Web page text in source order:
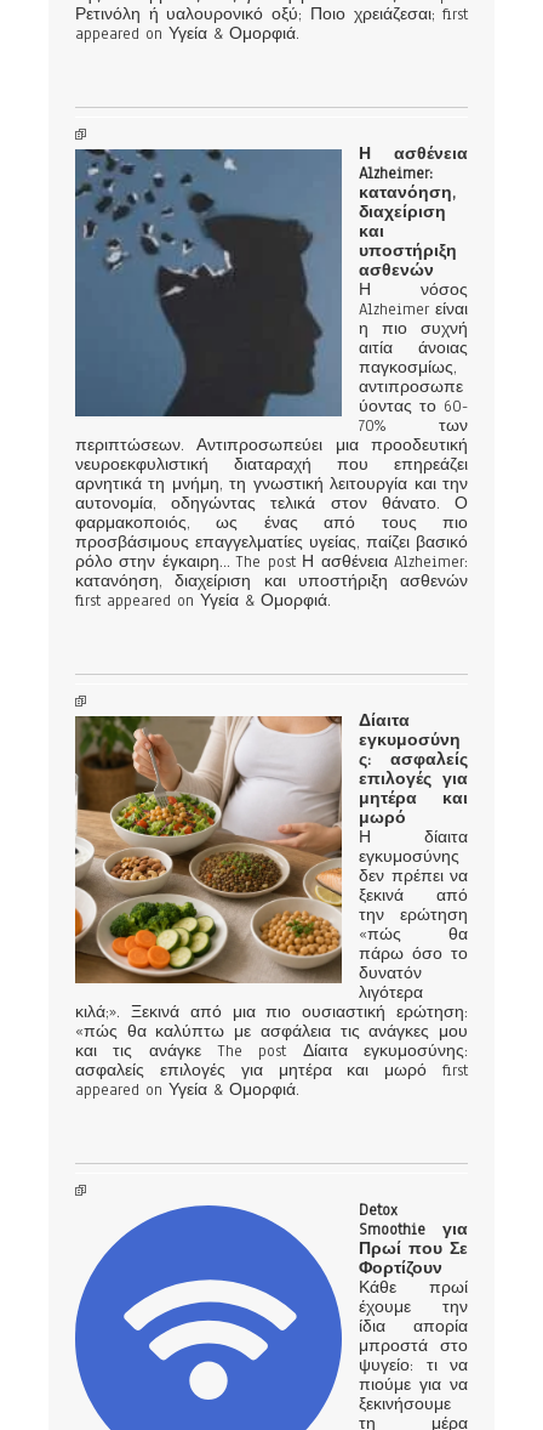
Ρετινόλη ή υαλουρονικό οξύ; Ποιο χρειάζεσαι; first
appeared on Υγεία & Ομορφιά.
Η ασθένεια
Alzheimer:
κατανόηση,
διαχείριση
και
υποστήριξη
ασθενών
Η νόσος
Alzheimer είναι
η πιο συχνή
αιτία άνοιας
παγκοσμίως,
αντιπροσωπε
ύοντας το 60-
70% των
περιπτώσεων. Αντιπροσωπεύει μια προοδευτική
νευροεκφυλιστική διαταραχή που επηρεάζει
αρνητικά τη μνήμη, τη γνωστική λειτουργία και την
αυτονομία, οδηγώντας τελικά στον θάνατο. Ο
φαρμακοποιός, ως ένας από τους πιο
προσβάσιμους επαγγελματίες υγείας, παίζει βασικό
ρόλο στην έγκαιρη... The post Η ασθένεια Alzheimer:
κατανόηση, διαχείριση και υποστήριξη ασθενών
first appeared on Υγεία & Ομορφιά.
Δίαιτα
εγκυμοσύνη
ς: ασφαλείς
επιλογές για
μητέρα και
μωρό
Η δίαιτα
εγκυμοσύνης
δεν πρέπει να
ξεκινά από
την ερώτηση
«πώς θα
πάρω όσο το
δυνατόν
λιγότερα
κιλά;». Ξεκινά από μια πιο ουσιαστική ερώτηση:
«πώς θα καλύπτω με ασφάλεια τις ανάγκες μου
και τις ανάγκε The post Δίαιτα εγκυμοσύνης:
ασφαλείς επιλογές για μητέρα και μωρό first
appeared on Υγεία & Ομορφιά.
Detox
Smoothie για
Πρωί που Σε
Φορτίζουν
Κάθε πρωί
έχουμε την
ίδια απορία
μπροστά στο
ψυγείο: τι να
πιούμε για να
ξεκινήσουμε
τη μέρα